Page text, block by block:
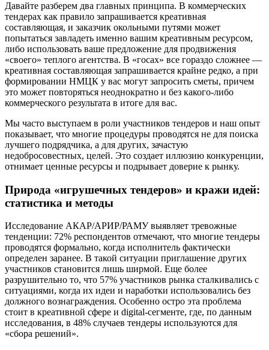
Давайте разберем два главных принципа. В коммерческих
тендерах как правило запрашивается креативная
составляющая, и заказчик окольными путями может
попытаться завладеть именно вашим креативным ресурсом,
либо использовать ваше предложение для продвижения
«своего» теплого агентства. В «госах» все гораздо сложнее —
креативная составляющая запрашивается крайне редко, а при
формировании НМЦК у вас могут запросить сметы, причем
это может повторяться неоднократно и без какого-либо
коммерческого результата в итоге для вас.
Мы часто выступаем в роли участников тендеров и наш опыт
показывает, что многие процедуры проводятся не для поиска
лучшего подрядчика, а для других, зачастую
недобросовестных, целей. Это создает иллюзию конкуренции,
отнимает ценные ресурсы и подрывает доверие к рынку.
Природа «игрушечных тендеров» и кражи идей:
статистика и методы
Исследование АКАР/АРИР/РАМУ выявляет тревожные
тенденции: 72% респондентов отмечают, что многие тендеры
проводятся формально, когда исполнитель фактически
определен заранее. В такой ситуации приглашение других
участников становится лишь ширмой. Еще более
разрушительно то, что 57% участников рынка сталкивались с
ситуациями, когда их идеи и наработки использовались без
должного вознаграждения. Особенно остро эта проблема
стоит в креативной сфере и digital-сегменте, где, по данным
исследования, в 48% случаев тендеры используются для
«сбора решений».